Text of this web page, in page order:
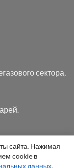
сектора,
сведения
и не являются
сайта. Нажимая
cookie в
данных.